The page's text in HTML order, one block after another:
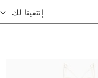
إنتقينا لك